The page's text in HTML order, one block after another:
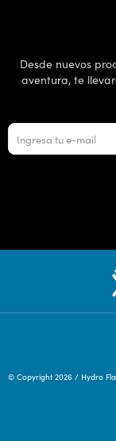
Desde nuevos
aventura, te
© Copyright 2026 / Hydro